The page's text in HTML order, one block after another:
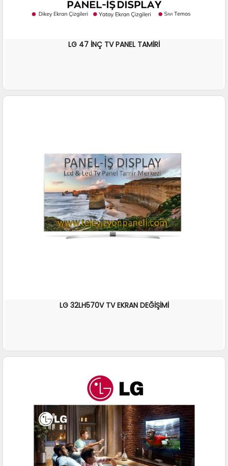
LG 47 İNÇ TV PANEL TAMİRİ
LG 32LH570V TV EKRAN DEĞİŞİMİ